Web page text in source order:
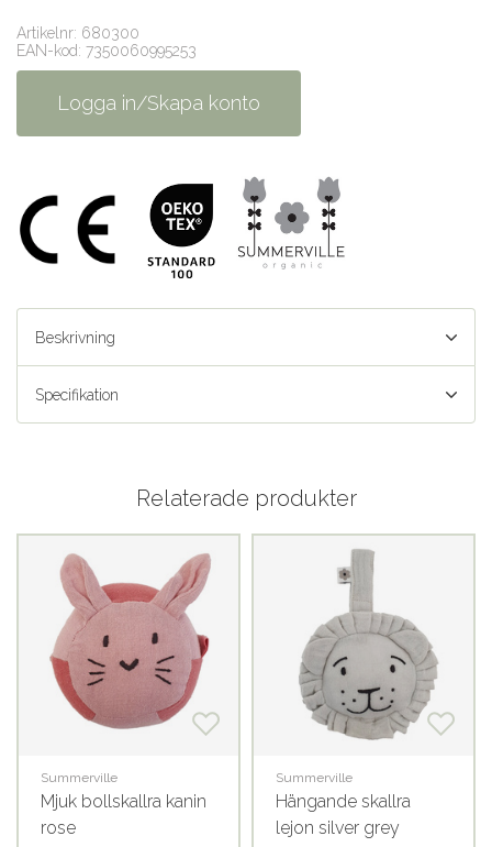
Artikelnr: 680300
EAN-kod: 7350060995253
Logga in/Skapa konto
Beskrivning
Specifikation
Relaterade produkter
Summerville
Mjuk bollskallra kanin
rose
Summerville
Hängande skallra
lejon silver grey